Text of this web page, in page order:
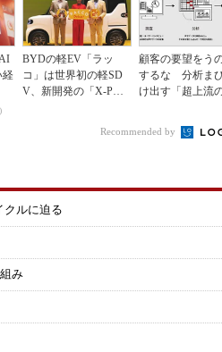
経
BYDの軽EV「ラッ
コ」は世界初の軽SD
V、新開発の「X-PAC
顧客の要望をう
するな 分析ま
け出す「超上流
Recommended by
クルに迫る
み